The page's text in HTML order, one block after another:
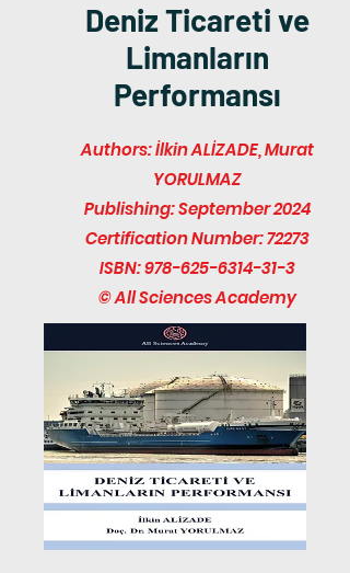
Deniz Ticareti ve
Limanların
Performansı
Authors: İlkin ALİZADE, Murat
YORULMAZ
Publishing: September 2024
Certification Number: 72273
ISBN:978-625-6314-31-3
© All Sciences Academy